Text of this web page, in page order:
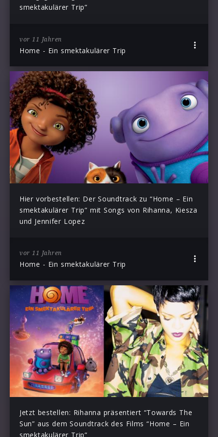
smektakulärer Trip”
vor 11 Jahren
Home - Ein smektakulärer Trip
Hier vorbestellen: Der Soundtrack zu “Home – Ein
smektakulärer Trip” mit Songs von Rihanna, Kiesza
und Jennifer Lopez
vor 11 Jahren
Home - Ein smektakulärer Trip
Jetzt bestellen: Rihanna präsentiert “Towards The
Sun” aus dem Soundtrack des Films “Home – Ein
smektakulärer Trip”